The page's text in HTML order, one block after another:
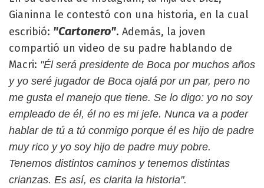
Gianinna le contestó con una historia, en la cual
escribió: "Cartonero". Además, la joven
compartió un video de su padre hablando de
Macri: "Él será presidente de Boca por muchos años
y yo seré jugador de Boca ojalá por un par, pero no
me gusta el manejo que tiene. Se lo digo: yo no soy
empleado de él, él no es mi jefe. Nunca va a poder
hablar de tú a tú conmigo porque él es hijo de padre
muy rico y yo soy hijo de padre muy pobre.
Tenemos distintos caminos y tenemos distintas
crianzas. Es así, es clarita la historia".